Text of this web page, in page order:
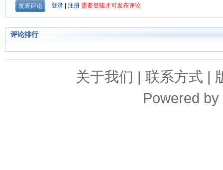
评论排行
关于我们 | 联系方式 |
Powered by